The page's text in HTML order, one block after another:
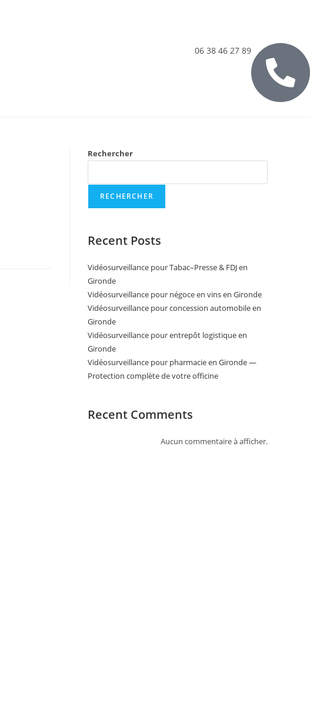
06 38 46 27 89
Rechercher
RECHERCHER
Recent Posts
Vidéosurveillance pour Tabac–Presse & FDJ en
Gironde
Vidéosurveillance pour négoce en vins en Gironde
Vidéosurveillance pour concession automobile en
Gironde
Vidéosurveillance pour entrepôt logistique en
Gironde
Vidéosurveillance pour pharmacie en Gironde —
Protection complète de votre officine
Recent Comments
Aucun commentaire à afficher.